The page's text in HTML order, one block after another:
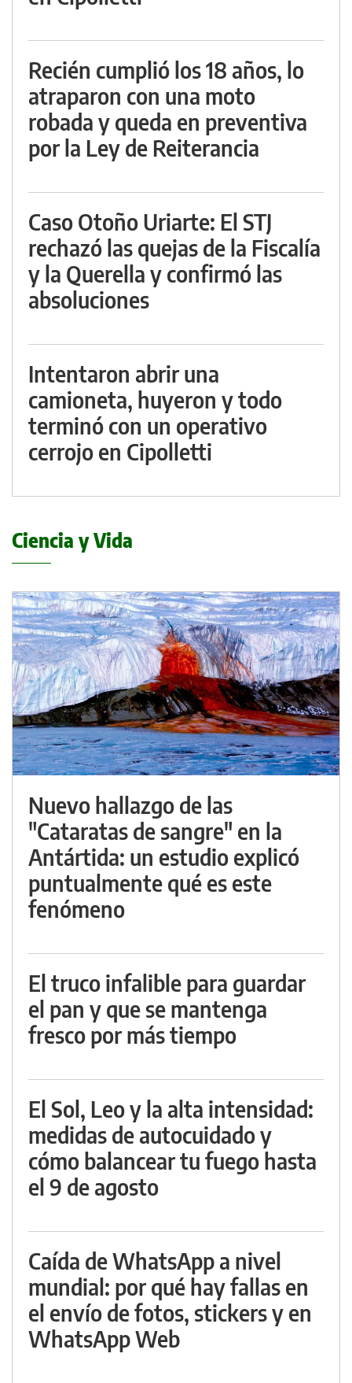
Recién cumplió los 18 años, lo
atraparon con una moto
robada y queda en preventiva
por la Ley de Reiterancia
Caso Otoño Uriarte: El STJ
rechazó las quejas de la Fiscalía
y la Querella y confirmó las
absoluciones
Intentaron abrir una
camioneta, huyeron y todo
terminó con un operativo
cerrojo en Cipolletti
Ciencia y Vida
Nuevo hallazgo de las
"Cataratas de sangre" en la
Antártida: un estudio explicó
puntualmente qué es este
fenómeno
El truco infalible para guardar
el pan y que se mantenga
fresco por más tiempo
El Sol, Leo y la alta intensidad:
medidas de autocuidado y
cómo balancear tu fuego hasta
el 9 de agosto
Caída de WhatsApp a nivel
mundial: por qué hay fallas en
el envío de fotos, stickers y en
WhatsApp Web